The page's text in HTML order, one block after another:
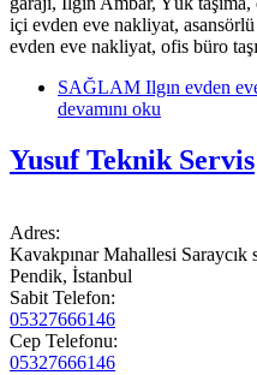
içi evden eve nakliyat,
evden eve nakliyat, ofis büro
SAĞLAM Ilgın evden
devamını oku
Yusuf Teknik Servis
Adres:
Kavakpınar Mahallesi
Pendik, İstanbul
Sabit Telefon:
05327666146
Cep Telefonu:
05327666146